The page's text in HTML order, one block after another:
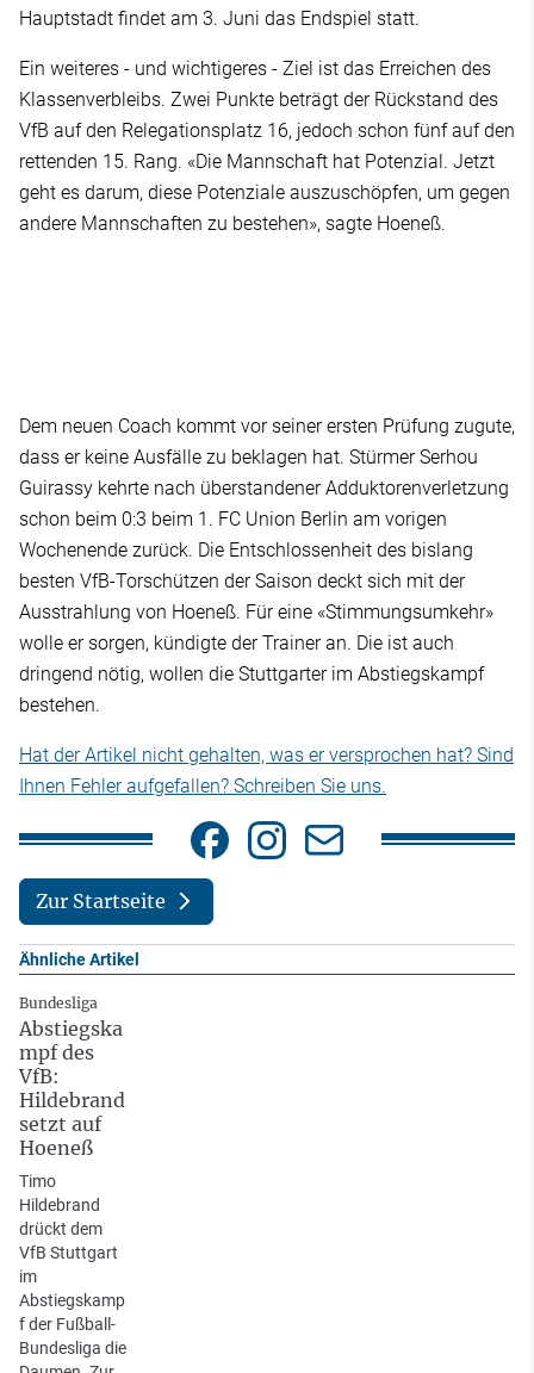
Hauptstadt findet am 3. Juni das Endspiel statt.
Ein weiteres - und wichtigeres - Ziel ist das Erreichen des
Klassenverbleibs. Zwei Punkte beträgt der Rückstand des
VfB auf den Relegationsplatz 16, jedoch schon fünf auf den
rettenden 15. Rang. «Die Mannschaft hat Potenzial. Jetzt
geht es darum, diese Potenziale auszuschöpfen, um gegen
andere Mannschaften zu bestehen», sagte Hoeneß.
Dem neuen Coach kommt vor seiner ersten Prüfung zugute,
dass er keine Ausfälle zu beklagen hat. Stürmer Serhou
Guirassy kehrte nach überstandener Adduktorenverletzung
schon beim 0:3 beim 1. FC Union Berlin am vorigen
Wochenende zurück. Die Entschlossenheit des bislang
besten VfB-Torschützen der Saison deckt sich mit der
Ausstrahlung von Hoeneß. Für eine «Stimmungsumkehr»
wolle er sorgen, kündigte der Trainer an. Die ist auch
dringend nötig, wollen die Stuttgarter im Abstiegskampf
bestehen.
Hat der Artikel nicht gehalten, was er versprochen hat? Sind
Ihnen Fehler aufgefallen? Schreiben Sie uns.
Zur Startseite
Ähnliche Artikel
Bundesliga
Abstiegska
mpf des
VfB:
Hildebrand
setzt auf
Hoeneß
Timo
Hildebrand
drückt dem
VfB Stuttgart
im
Abstiegskamp
f der Fußball-
Bundesliga die